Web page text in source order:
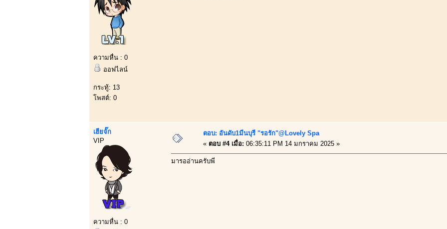
ความหื่น : 0
ออฟไลน์
กระทู้: 13
โพสต์: 0
เฮียจั๊ก
VIP
ความหื่น : 0
ตอบ: อันดับ1มีนบุรี "รอรัก"@Lovely Spa
« ตอบ #4 เมื่อ: 06:35:11 PM 14 มกราคม 2025 »
มารออ่านครับพี่